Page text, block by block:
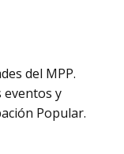
del MPP.
y
Popular.